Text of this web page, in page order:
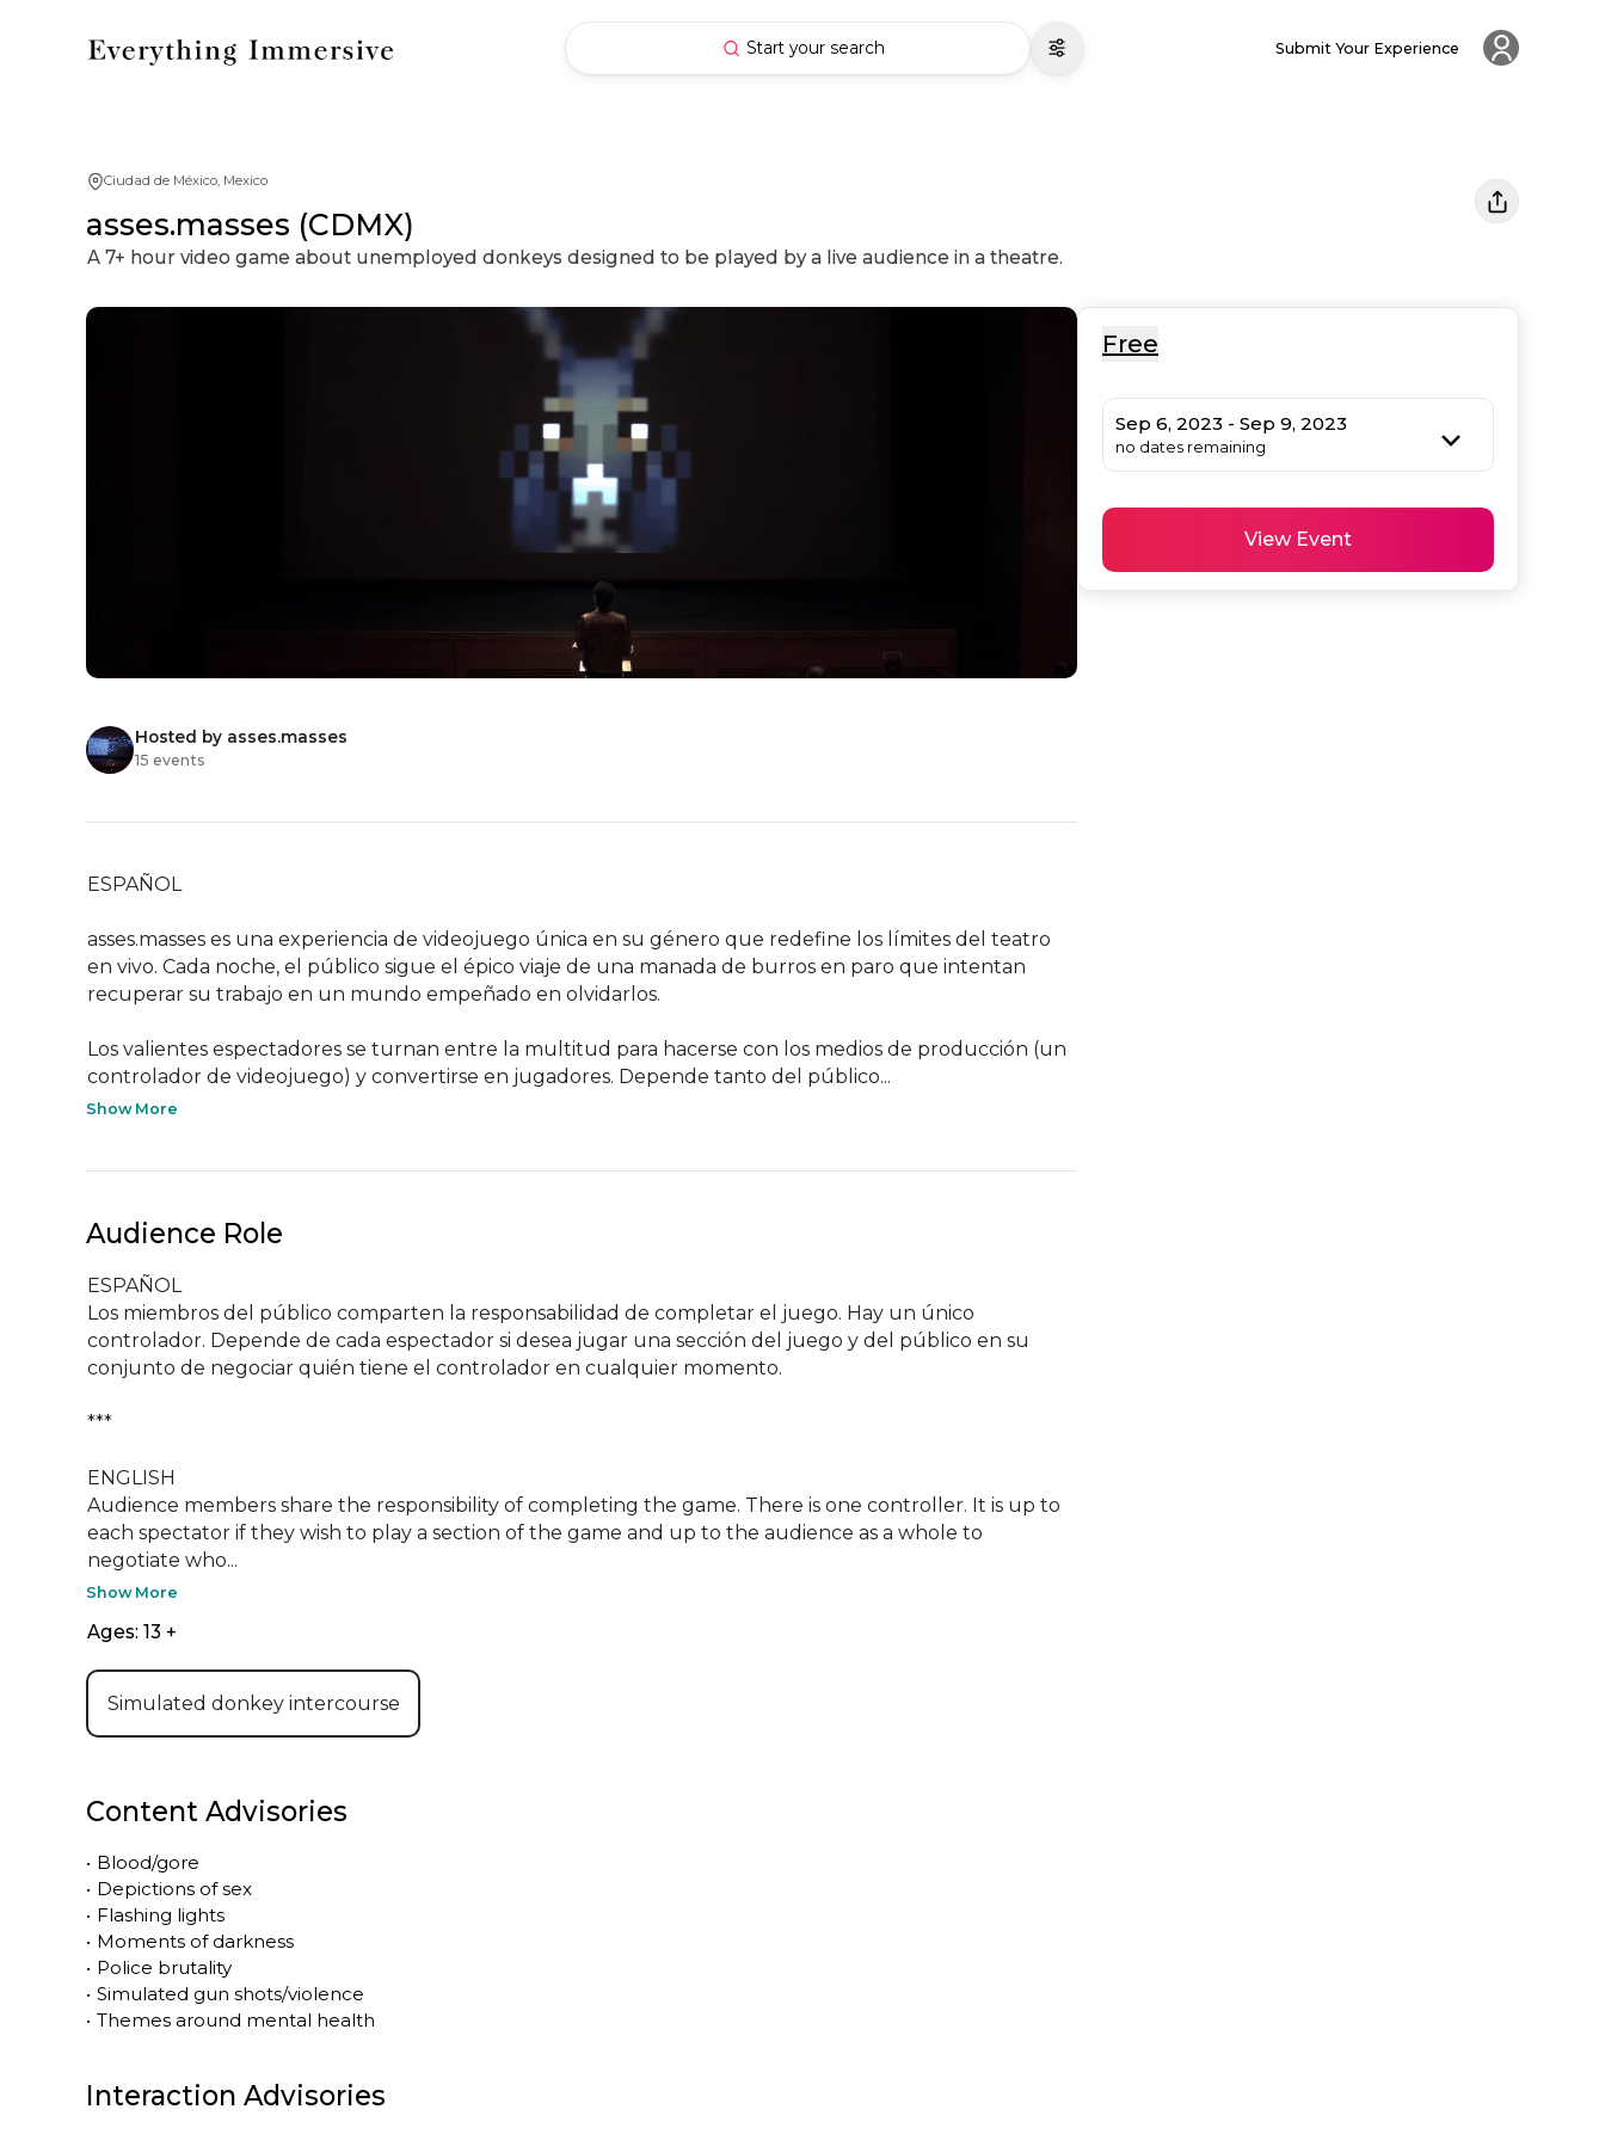
Start your search Submit Your Experience
Ciudad de México, Mexico
asses.masses (CDMX)
A 7+ hour video game about unemployed donkeys designed to be played by a live audience in a theatre.
Hosted by asses.masses
15 events
ESPAÑOL
asses.masses es una experiencia de videojuego única en su género que redefine los límites del teatro
en vivo. Cada noche, el público sigue el épico viaje de una manada de burros en paro que intentan
recuperar su trabajo en un mundo empeñado en olvidarlos.
Los valientes espectadores se turnan entre la multitud para hacerse con los medios de producción (un
controlador de videojuego) y convertirse en jugadores. Depende tanto del público...
Show More
Audience Role
ESPAÑOL
Los miembros del público comparten la responsabilidad de completar el juego. Hay un único
controlador. Depende de cada espectador si desea jugar una sección del juego y del público en su
conjunto de negociar quién tiene el controlador en cualquier momento.
***
ENGLISH
Audience members share the responsibility of completing the game. There is one controller. It is up to
each spectator if they wish to play a section of the game and up to the audience as a whole to
negotiate who...
Show More
Ages: 13 +
Simulated donkey intercourse
Content Advisories
• Blood/gore
• Depictions of sex
• Flashing lights
• Moments of darkness
• Police brutality
• Simulated gun shots/violence
• Themes around mental health
Interaction Advisories
Free
Sep 6, 2023 - Sep 9, 2023
no dates remaining
View Event